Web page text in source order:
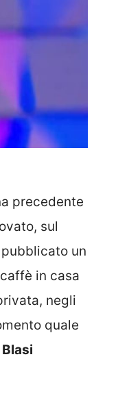
precedente
sul
un
in casa
negli
quale
Blasi